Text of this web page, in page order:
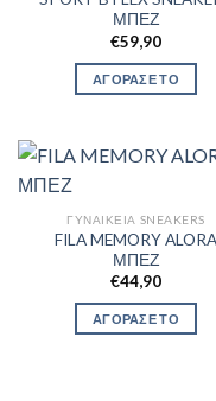
ΜΠΕΖ
€59,90
ΑΓΟΡΑΣΕ ΤΟ
ΓΥΝΑΙΚΕΊΑ SNEAKERS
FILA MEMORY ALORA
ΜΠΕΖ
€44,90
ΑΓΟΡΑΣΕ ΤΟ